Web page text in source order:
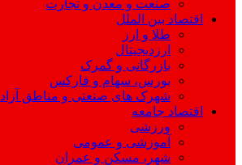
صنعت و معدن و تجارت
اقتصاد بین الملل
طلا و ارز
ارزدیجیتال
بازرگانی و گمرک
بورس، سهام و فارکس
شهرک های صنعتی و مناطق آزاد
اقتصاد جامعه
ورزشی
آموزشی و عمومی
شهر، مسکن و عمران